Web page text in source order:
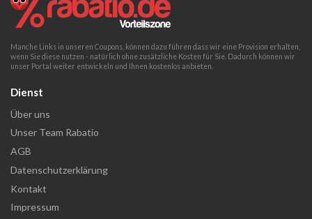
Manche Links in unseren Coupons, können dazu führen dass wir eine Provision erhalten,
wenn Sie diese nutzen - natürlich ohne zusätzliche Kosten für Sie. Dadurch können wir
unser Portal weiter entwickeln und Ihnen kostenlos anbieten.
Dienst
Über uns
Unser Team Rabatio
AGB
Datenschutzerklärung
Kontakt
Impressum